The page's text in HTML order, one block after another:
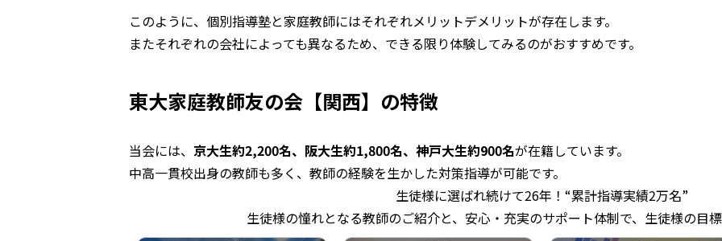
このように、個別指導塾と家庭教師にはそれぞれメリットデメリットが存在します。
またそれぞれの会社によっても異なるため、できる限り体験してみるのがおすすめです。
東大家庭教師友の会【関西】の特徴
当会には、 京大生約2,200名、阪大生約1,800名、神戸大生約900名が在籍しています。
中高一貫校出身の教師も多く、教師の経験を生かした対策指導が可能です。
生徒様に選ばれ続けて26年！“累計指導実績2万名”
生徒様の憧れとなる教師のご紹介と、安心・充実のサポート体制で、生徒様の目標